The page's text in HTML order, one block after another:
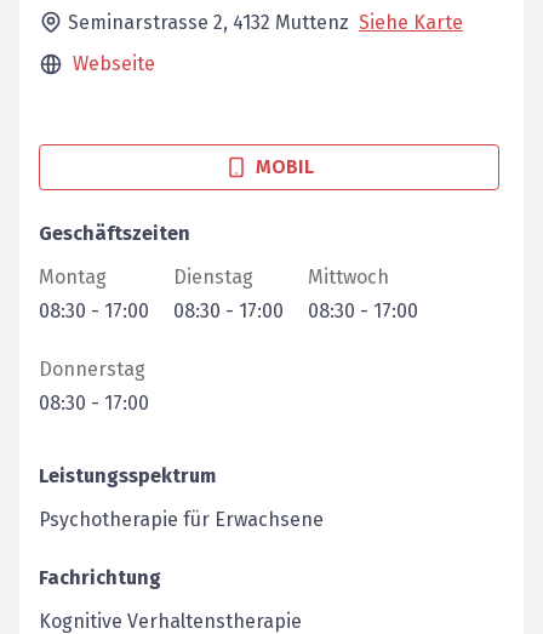
Seminarstrasse 2, 4132 Muttenz Siehe Karte
Webseite
MOBIL
Geschäftszeiten
Montag
08:30 - 17:00
Dienstag
08:30 - 17:00
Mittwoch
08:30 - 17:00
Donnerstag
08:30 - 17:00
Leistungsspektrum
Psychotherapie für Erwachsene
Fachrichtung
Kognitive Verhaltenstherapie